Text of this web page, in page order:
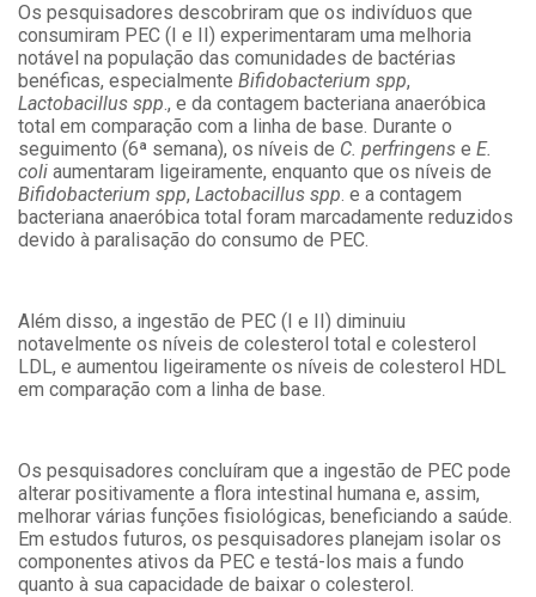
Os pesquisadores descobriram que os indivíduos que
consumiram PEC (I e II) experimentaram uma melhoria
notável na população das comunidades de bactérias
benéficas, especialmente Bifidobacterium spp,
Lactobacillus spp., e da contagem bacteriana anaeróbica
total em comparação com a linha de base. Durante o
seguimento (6ª semana), os níveis de C. perfringens e E.
coli aumentaram ligeiramente, enquanto que os níveis de
Bifidobacterium spp, Lactobacillus spp. e a contagem
bacteriana anaeróbica total foram marcadamente reduzidos
devido à paralisação do consumo de PEC.
Além disso, a ingestão de PEC (I e II) diminuiu
notavelmente os níveis de colesterol total e colesterol
LDL, e aumentou ligeiramente os níveis de colesterol HDL
em comparação com a linha de base.
Os pesquisadores concluíram que a ingestão de PEC pode
alterar positivamente a flora intestinal humana e, assim,
melhorar várias funções fisiológicas, beneficiando a saúde.
Em estudos futuros, os pesquisadores planejam isolar os
componentes ativos da PEC e testá-los mais a fundo
quanto à sua capacidade de baixar o colesterol.